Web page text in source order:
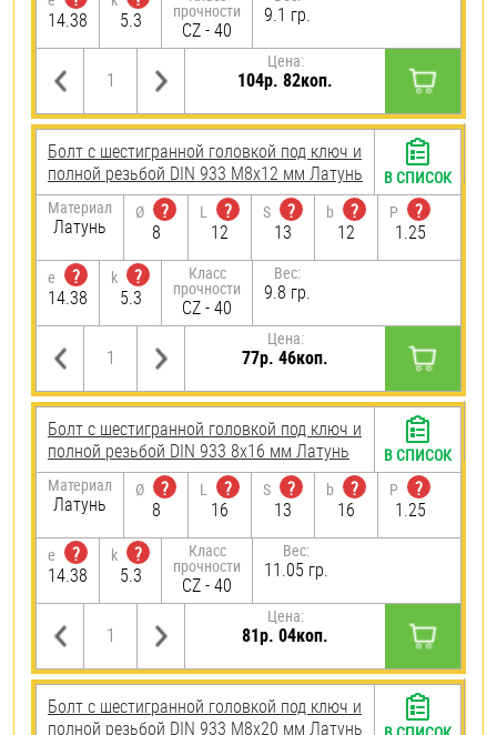
14.38
5.3
прочности
CZ - 40
9.1 гр.
Цена:
104р. 82коп.
Болт с шестигранной головкой под ключ и
полной резьбой DIN 933 М8х12 мм Латунь
Материал
Латунь
Ø
?
8
L
?
12
S
?
13
b
?
12
P
?
1.25
e
?
14.38
k
?
5.3
Класс
прочности
CZ - 40
Вес:
9.8 гр.
Цена:
77р. 46коп.
В СПИСОК
Болт с шестигранной головкой под ключ и
полной резьбой DIN 933 8х16 мм Латунь
Материал
Латунь
Ø
?
8
L
?
16
S
?
13
b
?
16
P
?
1.25
e
?
14.38
k
?
5.3
Класс
прочности
CZ - 40
Вес:
11.05 гр.
Цена:
81р. 04коп.
В СПИСОК
Болт с шестигранной головкой под ключ и
полной резьбой DIN 933 М8х20 мм Латунь